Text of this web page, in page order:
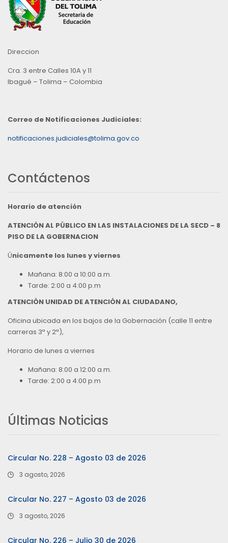
Direccion
Cra. 3 entre Calles 10A y 11
Ibagué – Tolima – Colombia
Correo de Notificaciones Judiciales:
notificaciones.judiciales@tolima.gov.co
Contáctenos
Horario de atención
ATENCIÓN AL PÚBLICO EN LAS INSTALACIONES DE LA SECD – 8
PISO DE LA GOBERNACION
Únicamente los lunes y viernes
Mañana: 8:00 a 10:00 a.m.
Tarde: 2:00 a 4:00 p.m
ATENCIÓN UNIDAD DE ATENCIÓN AL CIUDADANO,
Oficina ubicada en los bajos de la Gobernación (calle 11 entre
carreras 3ª y 2ª),
Horario de lunes a viernes
Mañana: 8:00 a 12:00 a.m.
Tarde: 2:00 a 4:00 p.m
Últimas Noticias
Circular No. 228 – Agosto 03 de 2026
3 agosto, 2026
Circular No. 227 – Agosto 03 de 2026
3 agosto, 2026
Circular No. 226 – Julio 30 de 2026